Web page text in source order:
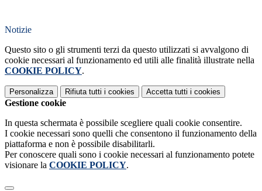
Notizie
Questo sito o gli strumenti terzi da questo utilizzati si avvalgono di
cookie necessari al funzionamento ed utili alle finalità illustrate nella
COOKIE POLICY.
Personalizza Rifiuta tutti i cookies Accetta tutti i cookies
Gestione cookie
In questa schermata è possibile scegliere quali cookie consentire.
I cookie necessari sono quelli che consentono il funzionamento della
piattaforma e non è possibile disabilitarli.
Per conoscere quali sono i cookie necessari al funzionamento potete
visionare la COOKIE POLICY.